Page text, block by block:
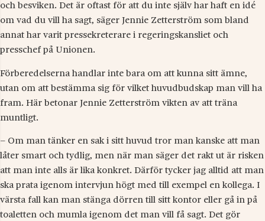
och besviken. Det är oftast för att du inte själv har haft en idé
om vad du vill ha sagt, säger Jennie Zetterström som bland
annat har varit pressekreterare i regeringskansliet och
presschef på Unionen.
Förberedelserna handlar inte bara om att kunna sitt ämne,
utan om att bestämma sig för vilket huvudbudskap man vill ha
fram. Här betonar Jennie Zetterström vikten av att träna
muntligt.
– Om man tänker en sak i sitt huvud tror man kanske att man
låter smart och tydlig, men när man säger det rakt ut är risken
att man inte alls är lika konkret. Därför tycker jag alltid att man
ska prata igenom intervjun högt med till exempel en kollega. I
värsta fall kan man stänga dörren till sitt kontor eller gå in på
toaletten och mumla igenom det man vill få sagt. Det gör